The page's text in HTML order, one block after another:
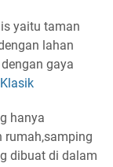
yaitu taman
lahan
gaya
hanya
rumah,samping
dibuat di dalam